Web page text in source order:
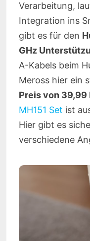
Verarbeitung,
Integration ins
gibt es für den
GHz
A-Kabels beim
Meross hier ein
Preis von 39,99
MH151 Set ist
Hier gibt es
verschiedene